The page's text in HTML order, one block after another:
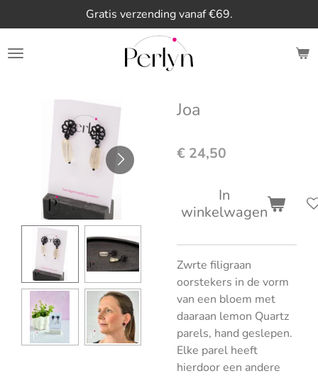
direct
naar
Gratis verzending vanaf €69.
Joa
€ 24,50
In
winkelwagen
Zwrte filigraan
oorstekers in de vorm
van een bloem met
daaraan lemon Quartz
parels, hand geslepen.
Elke parel heeft
hierdoor een andere